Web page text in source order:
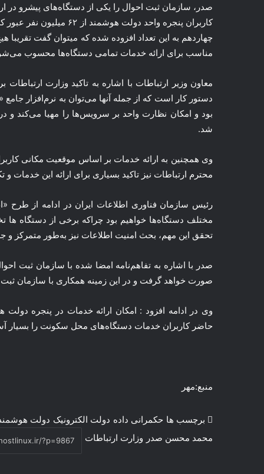
صدر، سازمان ثبت احوال را یکی از دستگاه‌های پیشرو در
کاربران پنجره واحد
چهاردهم به این تعداد افزوده شده که میتوان گفت تقریبا
مناسب برای ارائه خدمات تمامی دستگاه‌ها محسوب
معاون وزیر ارتباطات با اشاره به تاکید وزارت
دستور کار است که از جمله آنها می‌توان به نرم‌افزار
بود و امکان نظارت واحد بر سرویس‌ها را مهیا می‌کند و
شد.
محترم ارتباطات نیز تاکید بسیاری برای ارائه این خدمات
رئیس سازمان فناوری اطلاعات ایران در ادامه از طرح
مختلف دستگاه‌ها خواهیم بود چراکه برخی از دستگاه ها
تحقق این مهم، بحث امنیت اطلاعات نیز به‌طور متمرکز و
صدر با اشاره به تفاهم‌نامه امضا شده با سازمان ثبت
صورت خواهد گرفت و در این زمینه همکاری با سازمان ثبت
وی در ادامه افزود : امکان ارائه خدمات در پنجره
حاضر کاربران خدمات دستگاه‌های محل سکونت را بسیار
منبع:مهر
برچسب ها حکمرانی داده دولت الکترونیک دولت
محمد محسن صدر وزارت ارتباطات